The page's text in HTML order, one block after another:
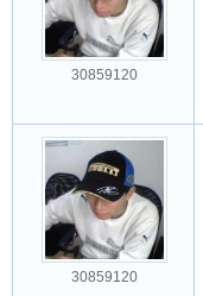
30859120
30859120